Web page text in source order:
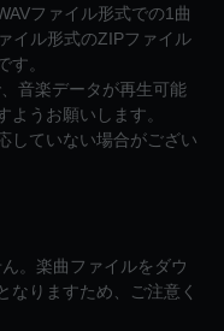
ファイル形式での1曲
イル形式のZIPファイル
す。
音楽データが再生可能
うお願いします。
していない場合がござい
。楽曲ファイルをダウ
なりますため、ご注意く